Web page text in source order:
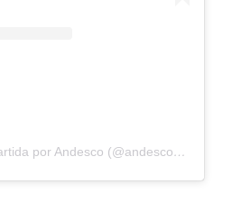
Una publicación compartida por Andesco (@andescocolombia)